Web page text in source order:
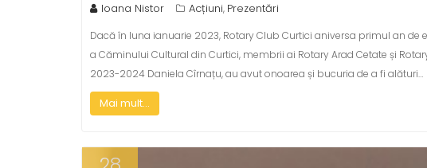
Ioana Nistor Acțiuni, Prezentări
Dacă în luna ianuarie 2023, Rotary Club Curtici aniversa primul an
a Căminului Cultural din Curtici, membrii ai Rotary Arad Cetate și
2023-2024 Daniela Cîrnațu, au avut onoarea și bucuria de a fi alături…
Mai mult...